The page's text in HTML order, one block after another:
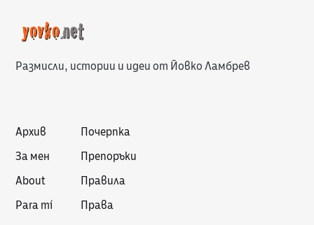
Размисли, истории и идеи от Йовко Ламбрев
Архив
За мен
About
Para mí
Почерпка
Препоръки
Правила
Права